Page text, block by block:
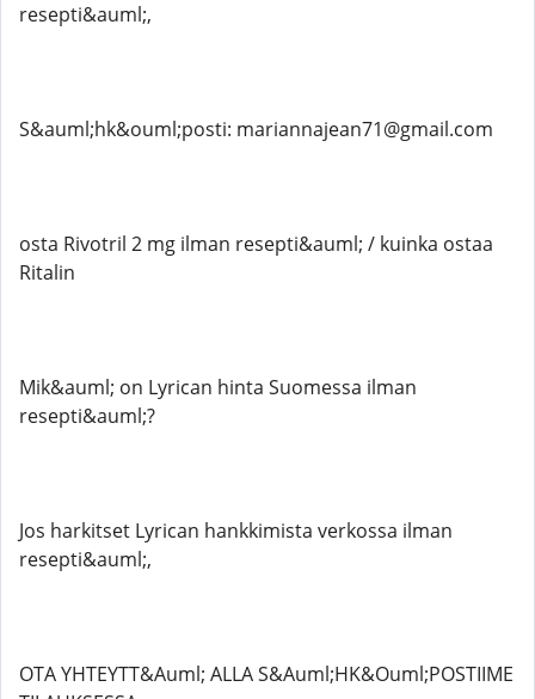
resepti&auml;,
S&auml;hk&ouml;posti: mariannajean71@gmail.com
osta Rivotril 2 mg ilman resepti&auml; / kuinka ostaa
Ritalin
Mik&auml; on Lyrican hinta Suomessa ilman
resepti&auml;?
Jos harkitset Lyrican hankkimista verkossa ilman
resepti&auml;,
OTA YHTEYTT&Auml; ALLA S&Auml;HK&Ouml;POSTIIME